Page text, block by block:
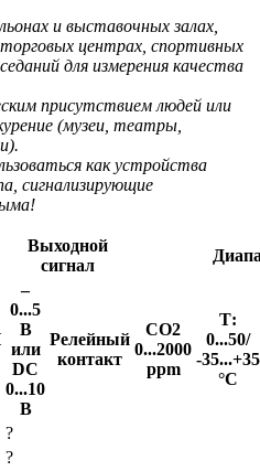
и выставочных залах,
центрах, спортивных
для измерения качества
присутствием людей или
(музеи, театры,
как устройства
сигнализирующие
Выходной
сигнал
–
0...5
В
или
DC
0...10
В
Релейный
контакт
СO2
0...2000
ppm
Т:
0...50/
-35...+35
°С
?
?